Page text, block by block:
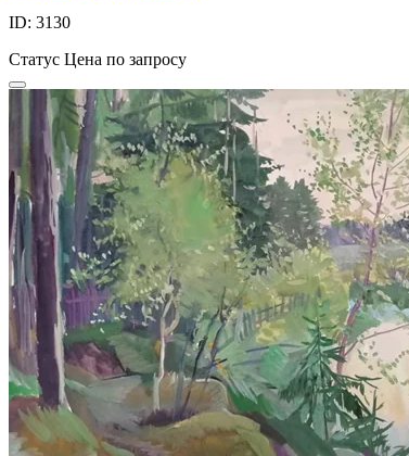
ID: 3130
Статус Цена по запросу